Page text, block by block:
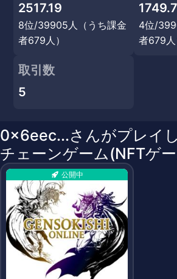
2517.19
8位/39905人（うち課金
者679人）
4位/
者679人
取引数
5
0x6eec...さんがプレイ
チェーンゲーム(NFTゲ
公開中